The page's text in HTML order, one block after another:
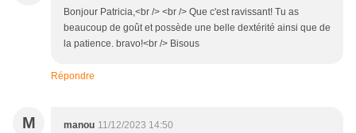
Bonjour Patricia,<br /> <br /> Que c'est ravissant! Tu as
beaucoup de goût et possède une belle dextérité ainsi que de
la patience. bravo!<br /> Bisous
Répondre
M manou 11/12/2023 14:50